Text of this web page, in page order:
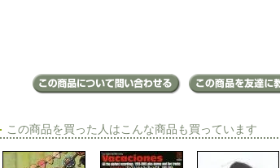
この商品を買った人はこんな商品も買っています